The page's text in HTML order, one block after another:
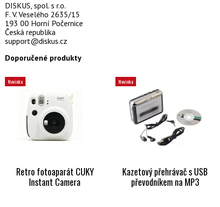
DISKUS, spol. s r.o.
F. V. Veselého 2635/15
193 00 Horní Počernice
Česká republika
support@diskus.cz
Doporučené produkty
Novinka
Retro fotoaparát CUKY
Instant Camera
Novinka
Kazetový přehrávač s USB
převodníkem na MP3